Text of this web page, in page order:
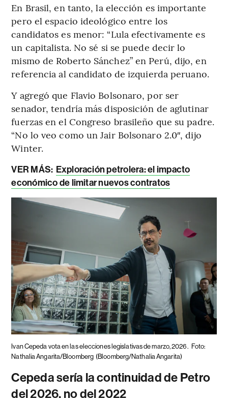
En Brasil, en tanto, la elección es importante
pero el espacio ideológico entre los
candidatos es menor: “Lula efectivamente es
un capitalista. No sé si se puede decir lo
mismo de Roberto Sánchez” en Perú, dijo, en
referencia al candidato de izquierda peruano.
Y agregó que Flavio Bolsonaro, por ser
senador, tendría más disposición de aglutinar
fuerzas en el Congreso brasileño que su padre.
“No lo veo como un Jair Bolsonaro 2.0″, dijo
Winter.
VER MÁS: Exploración petrolera: el impacto
económico de limitar nuevos contratos
Ivan Cepeda vota en las elecciones legislativas de marzo, 2026. Foto:
Nathalia Angarita/Bloomberg (Bloomberg/Nathalia Angarita)
Cepeda sería la continuidad de Petro
del 2026, no del 2022